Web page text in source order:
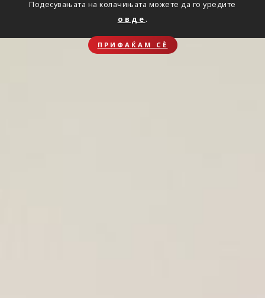
Подесувањата на колачињата можете да го уредите
овде .
ПРИФАЌАМ СЀ